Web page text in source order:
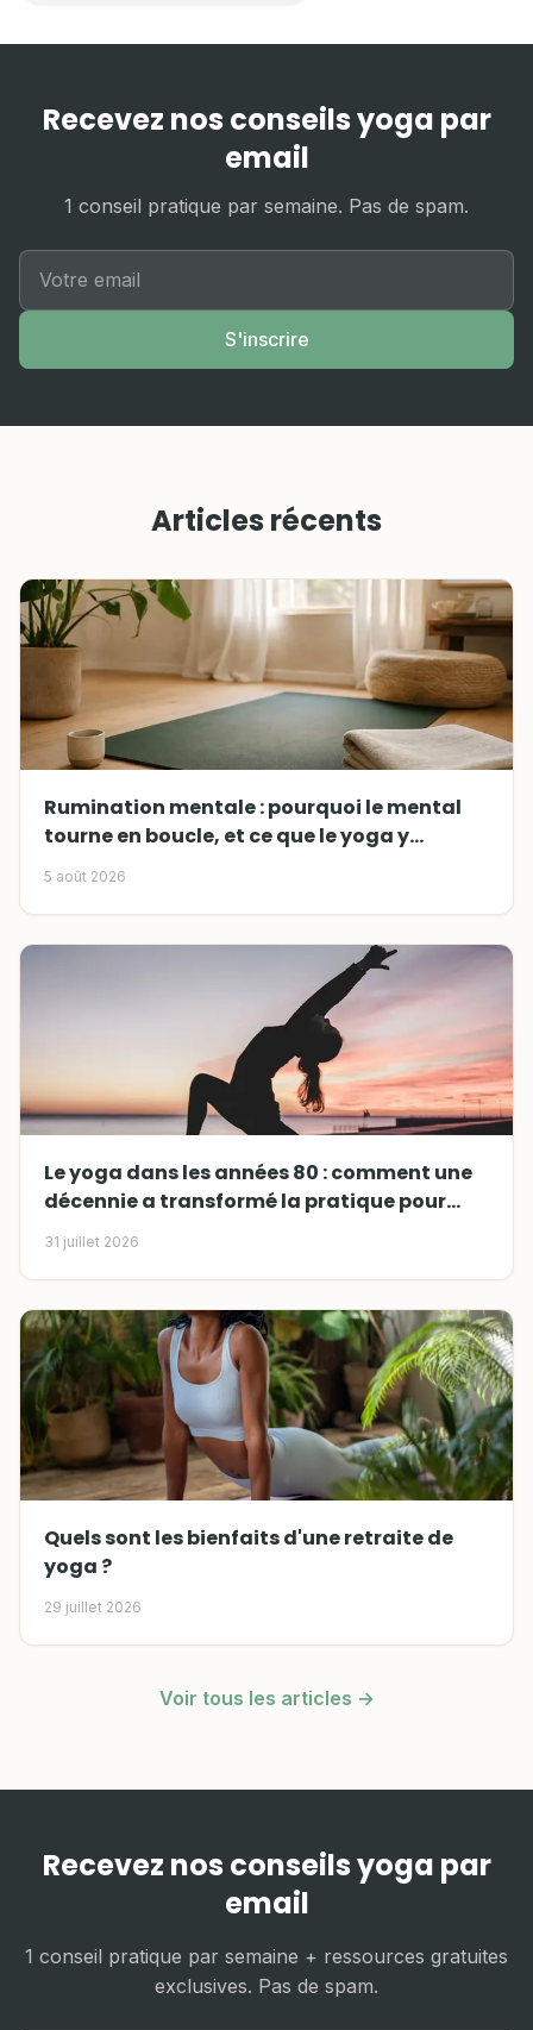
Recevez nos conseils yoga par
email
1 conseil pratique par semaine. Pas de spam.
S'inscrire
Articles récents
Rumination mentale : pourquoi le mental
tourne en boucle, et ce que le yoga y
change
5 août 2026
Le yoga dans les années 80 : comment une
décennie a transformé la pratique pour
toujours
31 juillet 2026
Quels sont les bienfaits d'une retraite de
yoga ?
29 juillet 2026
Voir tous les articles →
Recevez nos conseils yoga par
email
1 conseil pratique par semaine + ressources gratuites
exclusives. Pas de spam.